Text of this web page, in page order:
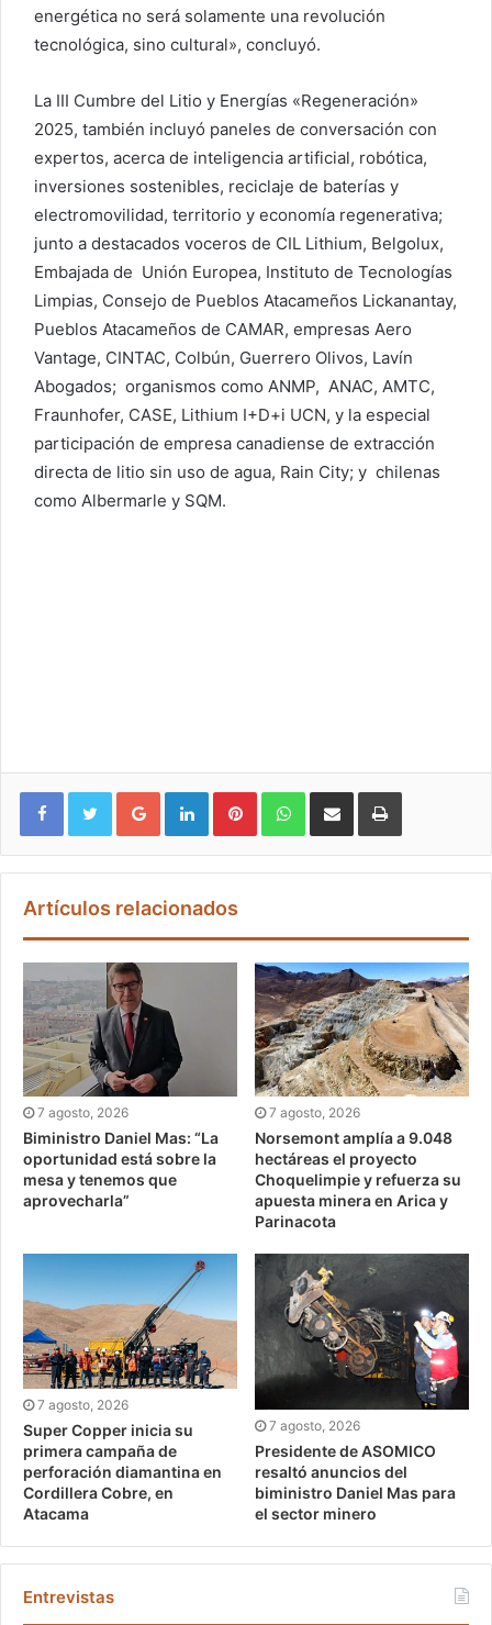
energética no será solamente una revolución
tecnológica, sino cultural», concluyó.
La III Cumbre del Litio y Energías «Regeneración»
2025, también incluyó paneles de conversación con
expertos, acerca de inteligencia artificial, robótica,
inversiones sostenibles, reciclaje de baterías y
electromovilidad, territorio y economía regenerativa;
junto a destacados voceros de CIL Lithium, Belgolux,
Embajada de Unión Europea, Instituto de Tecnologías
Limpias, Consejo de Pueblos Atacameños Lickanantay,
Pueblos Atacameños de CAMAR, empresas Aero
Vantage, CINTAC, Colbún, Guerrero Olivos, Lavín
Abogados; organismos como ANMP, ANAC, AMTC,
Fraunhofer, CASE, Lithium I+D+i UCN, y la especial
participación de empresa canadiense de extracción
directa de litio sin uso de agua, Rain City; y chilenas
como Albermarle y SQM.
Google+ LinkedIn Pinterest WhatsApp
Artículos relacionados
7 agosto, 2026
Biministro Daniel Mas: “La
oportunidad está sobre la
mesa y tenemos que
aprovecharla”
7 agosto, 2026
Norsemont amplía a 9.048
hectáreas el proyecto
Choquelimpie y refuerza su
apuesta minera en Arica y
Parinacota
7 agosto, 2026
Super Copper inicia su
primera campaña de
perforación diamantina en
Cordillera Cobre, en
Atacama
7 agosto, 2026
Presidente de ASOMICO
resaltó anuncios del
biministro Daniel Mas para
el sector minero
Entrevistas